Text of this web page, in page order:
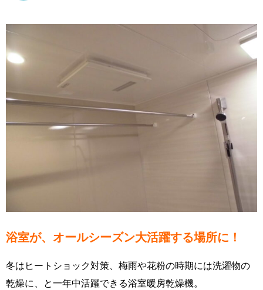
浴室が、オールシーズン大活躍する場所に！
冬はヒートショック対策、梅雨や花粉の時期には洗濯物の
乾燥に、と一年中活躍できる浴室暖房乾燥機。